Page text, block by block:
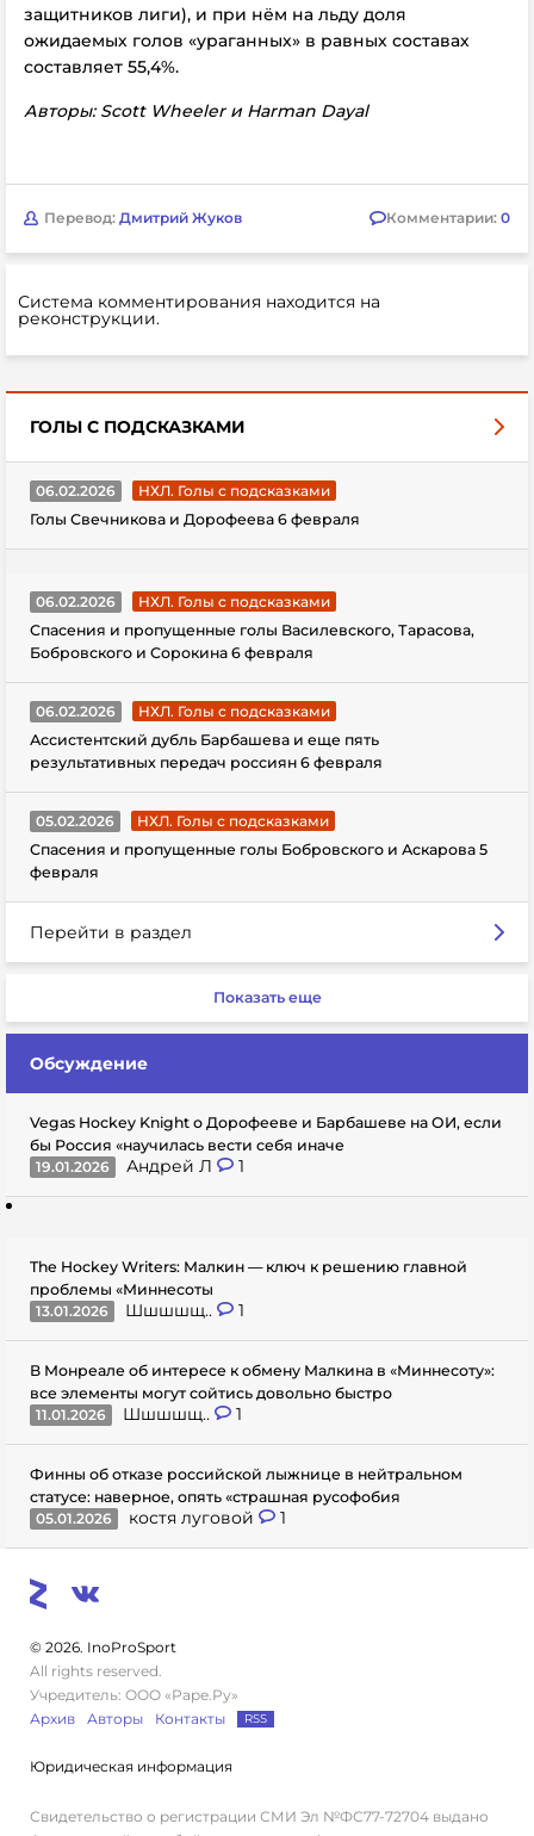
защитников лиги), и при нём на льду доля
ожидаемых голов «ураганных» в равных составах
составляет 55,4%.
Авторы: Scott Wheeler и Harman Dayal
Перевод: Дмитрий Жуков Комментарии: 0
Система комментирования находится на
реконструкции.
ГОЛЫ С ПОДСКАЗКАМИ
06.02.2026
НХЛ. Голы с подсказками
Голы Свечникова и Дорофеева 6 февраля
06.02.2026
НХЛ. Голы с подсказками
Спасения и пропущенные голы Василевского, Тарасова,
Бобровского и Сорокина 6 февраля
06.02.2026
НХЛ. Голы с подсказками
Ассистентский дубль Барбашева и еще пять
результативных передач россиян 6 февраля
05.02.2026
НХЛ. Голы с подсказками
Спасения и пропущенные голы Бобровского и Аскарова 5
февраля
Перейти в раздел
Показать еще
Обсуждение
Vegas Hockey Knight о Дорофееве и Барбашеве на ОИ, если
бы Россия «научилась вести себя иначе
19.01.2026
Андрей Л 1
The Hockey Writers: Малкин — ключ к решению главной
проблемы «Миннесоты
13.01.2026
Шшшшщ.. 1
В Монреале об интересе к обмену Малкина в «Миннесоту»:
все элементы могут сойтись довольно быстро
11.01.2026
Шшшшщ.. 1
Финны об отказе российской лыжнице в нейтральном
статусе: наверное, опять «страшная русофобия
05.01.2026
костя луговой 1
© 2026. InoProSport
All rights reserved.
Учредитель: ООО «Раре.Ру»
Архив
Авторы Контакты RSS
Юридическая информация
Свидетельство о регистрации СМИ Эл №ФС77-72704 выдано